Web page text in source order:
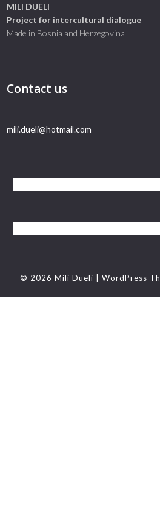
MILI DUELI
Project for intercultural dialogue
Made in Bosnia and Herzegovina
Contact us
mili.dueli@hotmail.com
© 2026 Mili Dueli | WordPress